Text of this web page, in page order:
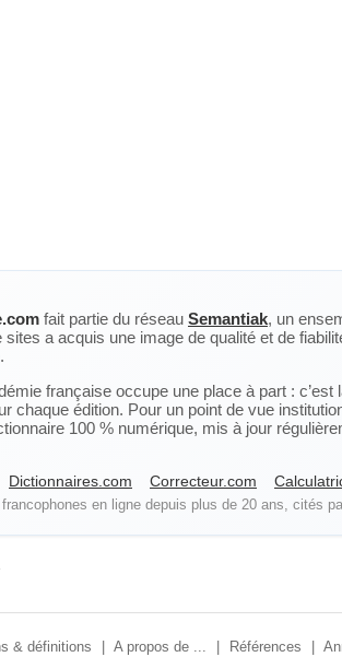
fait partie du réseau Semantiak, un
a acquis une image de qualité et de
française occupe une place à part :
chaque édition. Pour un point de vue
100 % numérique, mis à jour
Dictionnaires.com Correcteur.com
en ligne depuis plus de 20 ans, cités
& définitions A propos de ... Références